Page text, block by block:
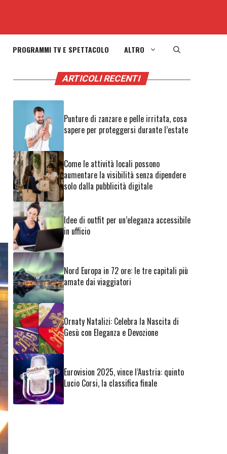
PROGRAMMI TV E SPETTACOLO ALTRO
ARTICOLI RECENTI
Punture di zanzare e pelle irritata, cosa
sapere per proteggersi durante l’estate
Come le attività locali possono
aumentare la visibilità senza dipendere
solo dalla pubblicità digitale
Idee di outfit per un’eleganza accessibile
in ufficio
Nord Europa in 72 ore: le tre capitali più
amate dai viaggiatori
Ornaty Natalizi: Celebra la Nascita di
Gesù con Eleganza e Devozione
Eurovision 2025, vince l’Austria: quinto
Lucio Corsi, la classifica finale